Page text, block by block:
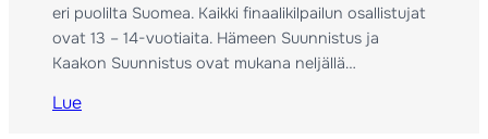
eri puolilta Suomea. Kaikki finaalikilpailun osallistujat
ovat 13 – 14-vuotiaita. Hämeen Suunnistus ja
Kaakon Suunnistus ovat mukana neljällä…
Lue